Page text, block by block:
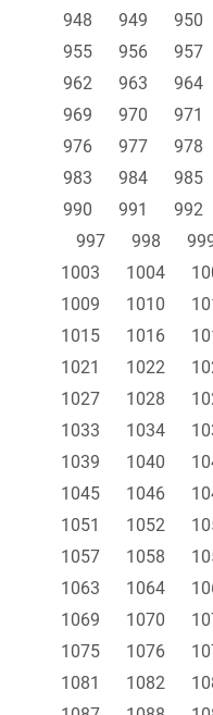
948
949 950
955
956 957
962
963 964
969
970 971
976
977 978
983
984 985
990
991 992
997
998
1003
1004
1009
1010
1015
1016
1021
1022
1027
1028
1033
1034
1039
1040
1045
1046
1051
1052
1057
1058
1063
1064
1069
1070
1075
1076
1081
1082